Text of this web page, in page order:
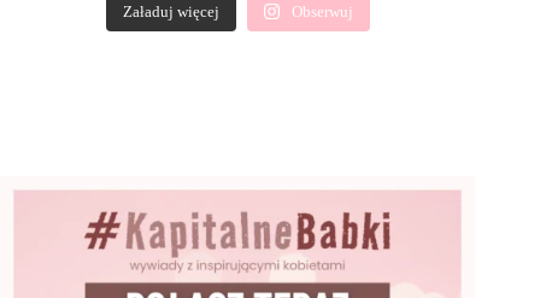
Załaduj więcej Obserwuj